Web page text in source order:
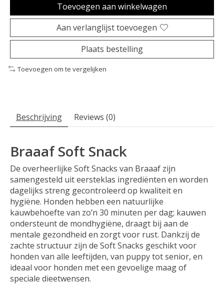
Toevoegen aan winkelwagen
Aan verlanglijst toevoegen
Plaats bestelling
Toevoegen om te vergelijken
Beschrijving Reviews (0)
Braaaf Soft Snack
De overheerlijke Soft Snacks van Braaaf zijn
samengesteld uit eersteklas ingrediënten en worden
dagelijks streng gecontroleerd op kwaliteit en
hygiëne. Honden hebben een natuurlijke
kauwbehoefte van zo’n 30 minuten per dag; kauwen
ondersteunt de mondhygiëne, draagt bij aan de
mentale gezondheid en zorgt voor rust. Dankzij de
zachte structuur zijn de Soft Snacks geschikt voor
honden van alle leeftijden, van puppy tot senior, en
ideaal voor honden met een gevoelige maag of
speciale dieetwensen.